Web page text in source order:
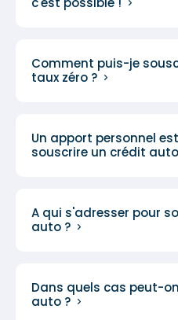
Comment puis-je
taux zéro ?
Un apport personnel
souscrire un crédit
A qui s'adresser pour
auto ?
Dans quels cas peut-
auto ?